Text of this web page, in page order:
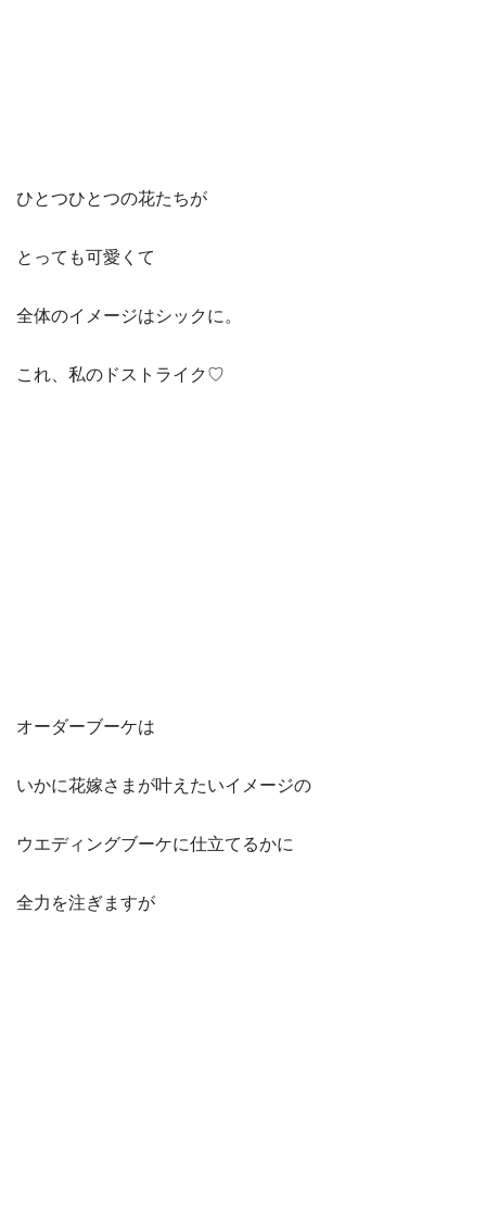
ひとつひとつの花たちが
とっても可愛くて
全体のイメージはシックに。
これ、私のドストライク♡
オーダーブーケは
いかに花嫁さまが叶えたいイメージの
ウエディングブーケに仕立てるかに
全力を注ぎますが